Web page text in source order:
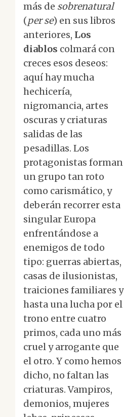
más de sobrenatural
(per se) en sus libros
anteriores, Los
diablos colmará con
creces esos deseos:
aquí hay mucha
hechicería,
nigromancia, artes
oscuras y criaturas
salidas de las
pesadillas. Los
protagonistas forman
un grupo tan roto
como carismático, y
deberán recorrer esta
singular Europa
enfrentándose a
enemigos de todo
tipo: guerras abiertas,
casas de ilusionistas,
traiciones familiares y
hasta una lucha por el
trono entre cuatro
primos, cada uno más
cruel y arrogante que
el otro. Y como hemos
dicho, no faltan las
criaturas. Vampiros,
demonios, mujeres